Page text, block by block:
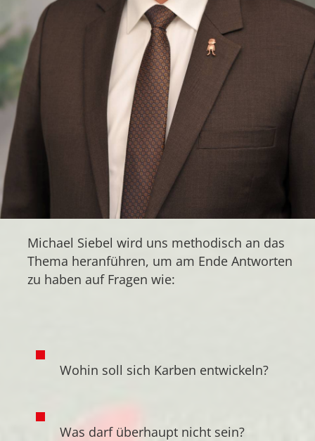
Michael Siebel wird uns methodisch an das
Thema heranführen, um am Ende Antworten
zu haben auf Fragen wie:
Wohin soll sich Karben entwickeln?
Was darf überhaupt nicht sein?